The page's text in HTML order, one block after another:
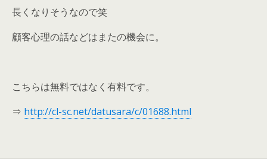
長くなりそうなので笑
顧客心理の話などはまたの機会に。
こちらは無料ではなく有料です。
⇒ http://cl-sc.net/datusara/c/01688.html